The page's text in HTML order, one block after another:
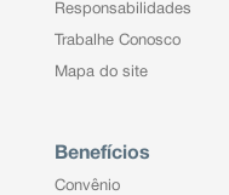
Responsabilidades
Trabalhe Conosco
Mapa do site
Benefícios
Convênio